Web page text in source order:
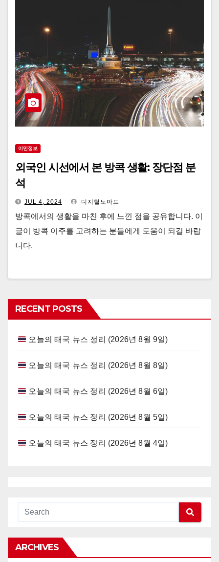
이민정보
외국인 시선에서 본 방콕 생활: 장단점 분
석
JUL 4, 2024 디지털노마드
방콕에서의 생활을 마친 후에 느낀 점을 공유합니다. 이
글이 방콕 이주를 고려하는 분들에게 도움이 되길 바랍
니다.
RECENT POSTS
오늘의 태국 뉴스 정리 (2026년 8월 9일)
오늘의 태국 뉴스 정리 (2026년 8월 8일)
오늘의 태국 뉴스 정리 (2026년 8월 6일)
오늘의 태국 뉴스 정리 (2026년 8월 5일)
오늘의 태국 뉴스 정리 (2026년 8월 4일)
ARCHIVES